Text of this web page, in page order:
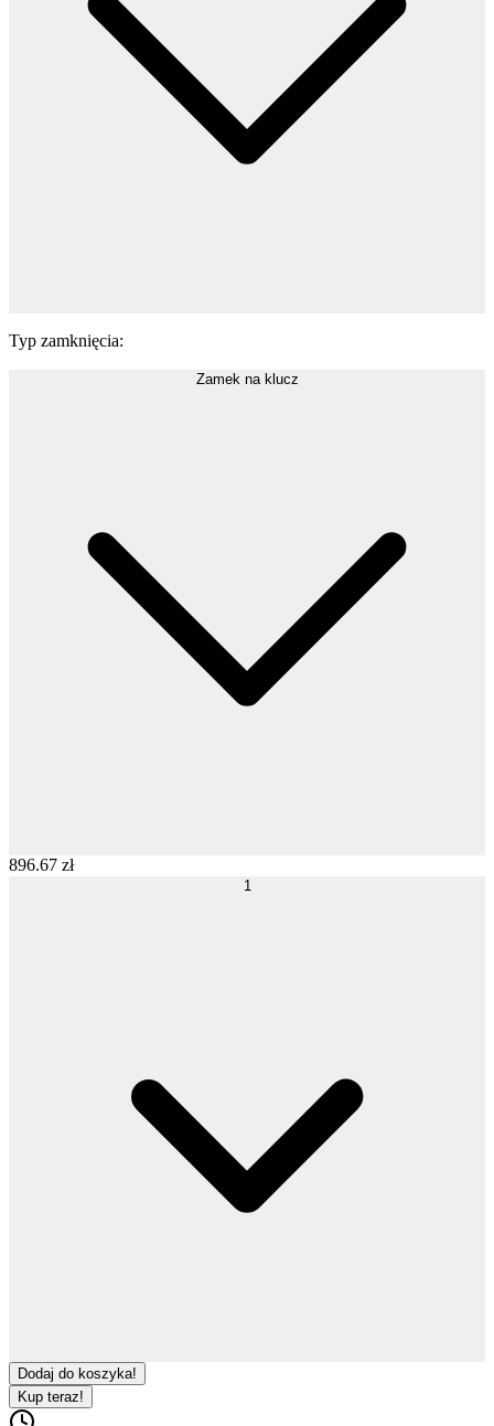
Typ zamknięcia:
Zamek na klucz
896.67 zł
1
Dodaj do koszyka!
Kup teraz!